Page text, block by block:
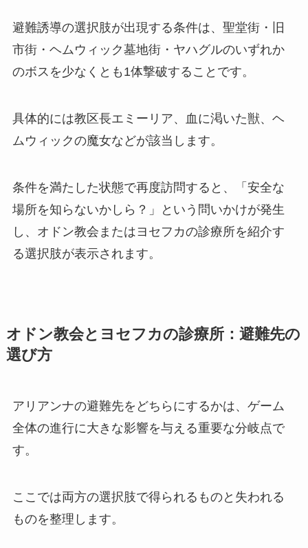
避難誘導の選択肢が出現する条件は、聖堂街・旧
市街・ヘムウィック墓地街・ヤハグルのいずれか
のボスを少なくとも1体撃破することです。
具体的には教区長エミーリア、血に渇いた獣、ヘ
ムウィックの魔女などが該当します。
条件を満たした状態で再度訪問すると、「安全な
場所を知らないかしら？」という問いかけが発生
し、オドン教会またはヨセフカの診療所を紹介す
る選択肢が表示されます。
オドン教会とヨセフカの診療所：避難先の
選び方
アリアンナの避難先をどちらにするかは、ゲーム
全体の進行に大きな影響を与える重要な分岐点で
す。
ここでは両方の選択肢で得られるものと失われる
ものを整理します。